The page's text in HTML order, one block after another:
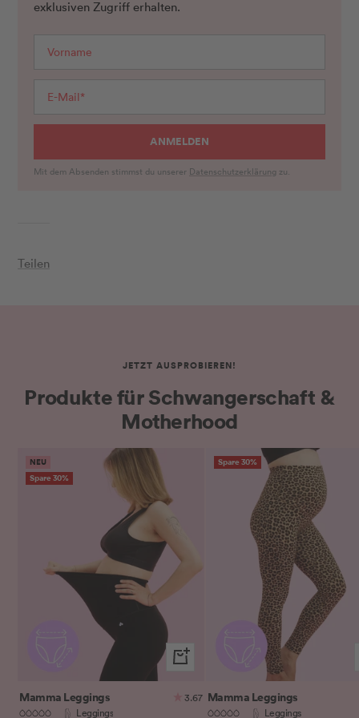
Teilen
exklusiven Zugriff erhalten.
ANMELDEN
Mit dem Absenden stimmst du unserer Datenschutzerklärung zu.
JETZT AUSPROBIEREN!
Produkte für Schwangerschaft &
Motherhood
NEU
Spare 30%
Schnellansicht
Mamma Leggings
3.67
Leggings
Spare 30%
Mamma Leggings
Leggings